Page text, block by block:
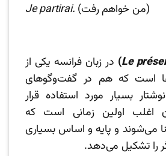
Je partirai.
(من خواهم رفت)
Le
) در زبان فرانسه یکی از
است که هم در گفت‌وگوهای
بسیار مورد استفاده قرار
اغلب اولین زمانی است که
می‌شوند و پایه‌ و اساس بسیاری
را تشکیل می‌دهد.